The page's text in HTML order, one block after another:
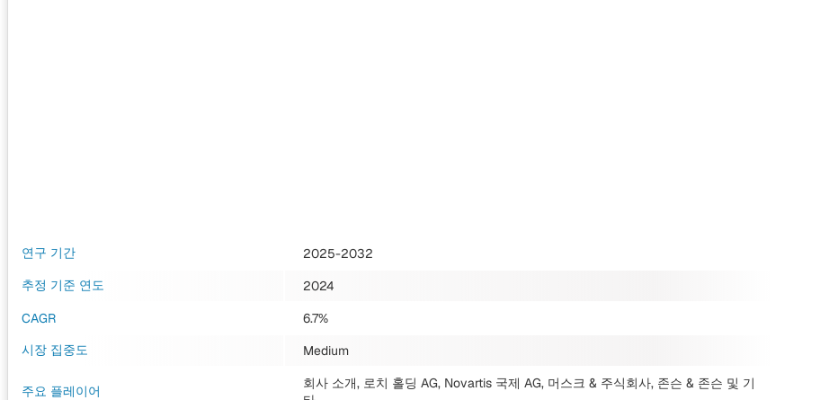
연구 기간
2025-2032
추정 기준 연도
2024
CAGR
6.7%
시장 집중도
Medium
주요 플레이어 회사 소개, 로치 홀딩 AG, Novartis 국제 AG, 머스크 & 주식회사, 존슨 & 존슨 및 기